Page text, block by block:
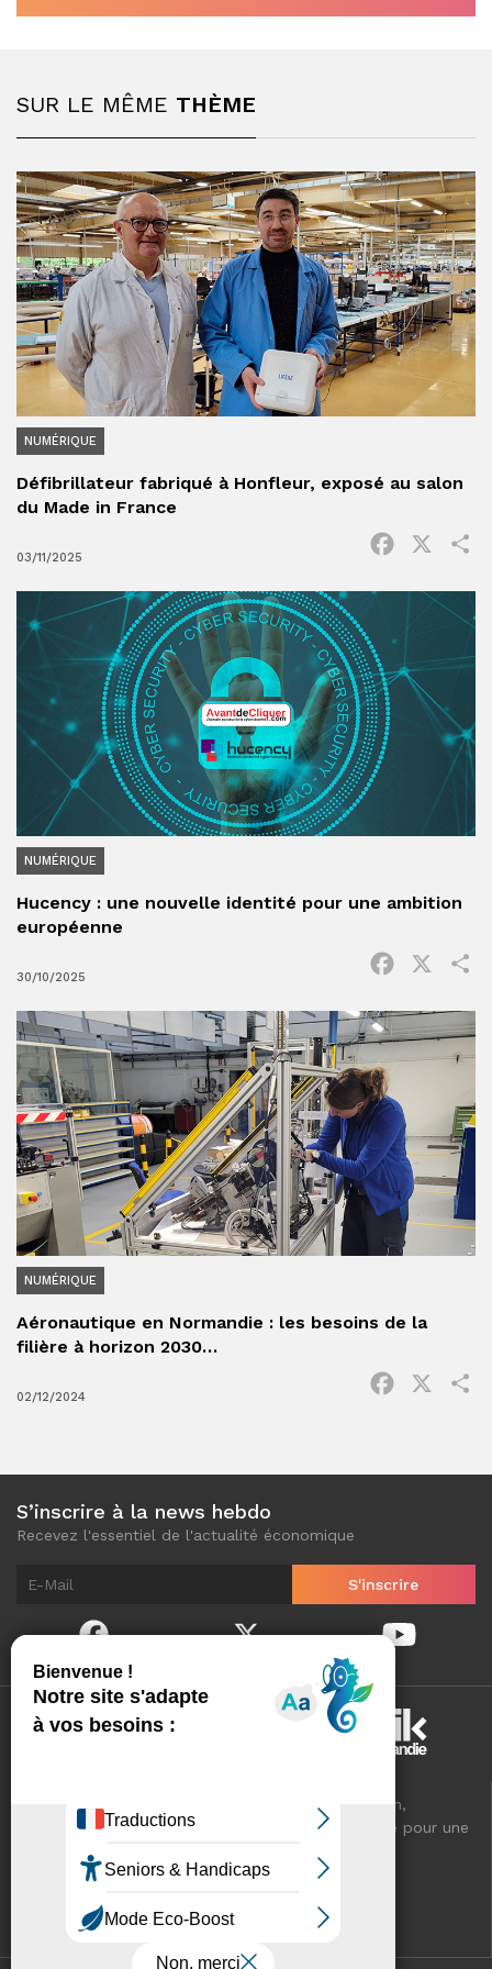
SUR LE MÊME THÈME
NUMÉRIQUE
Défibrillateur fabriqué à Honfleur, exposé au salon
du Made in France
03/11/2025
Facebook
NUMÉRIQUE
Hucency : une nouvelle identité pour une ambition
européenne
30/10/2025
Facebook
NUMÉRIQUE
Aéronautique en Normandie : les besoins de la
filière à horizon 2030…
02/12/2024
Facebook
S’inscrire à la news hebdo
Recevez l'essentiel de l'actualité économique
Normandinamik sélectionne pour vous, au quotidien,
l'essentiel de l'actualité économique de Normandie pour une
VOTRE RÉSEAU CCI